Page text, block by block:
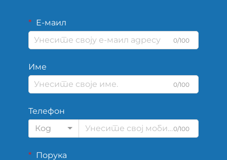
Е-маил
0/100
Име
0/100
Телефон
Код
0/100
Порука